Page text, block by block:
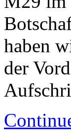
haben
der